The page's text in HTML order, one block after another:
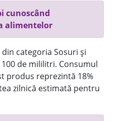
cunoscând
alimentelor
categoria Sosuri și
de mililitri. Consumul
produs reprezintă 18%
zilnică estimată pentru